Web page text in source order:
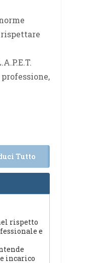
Tutto
rispetto
e
incarico